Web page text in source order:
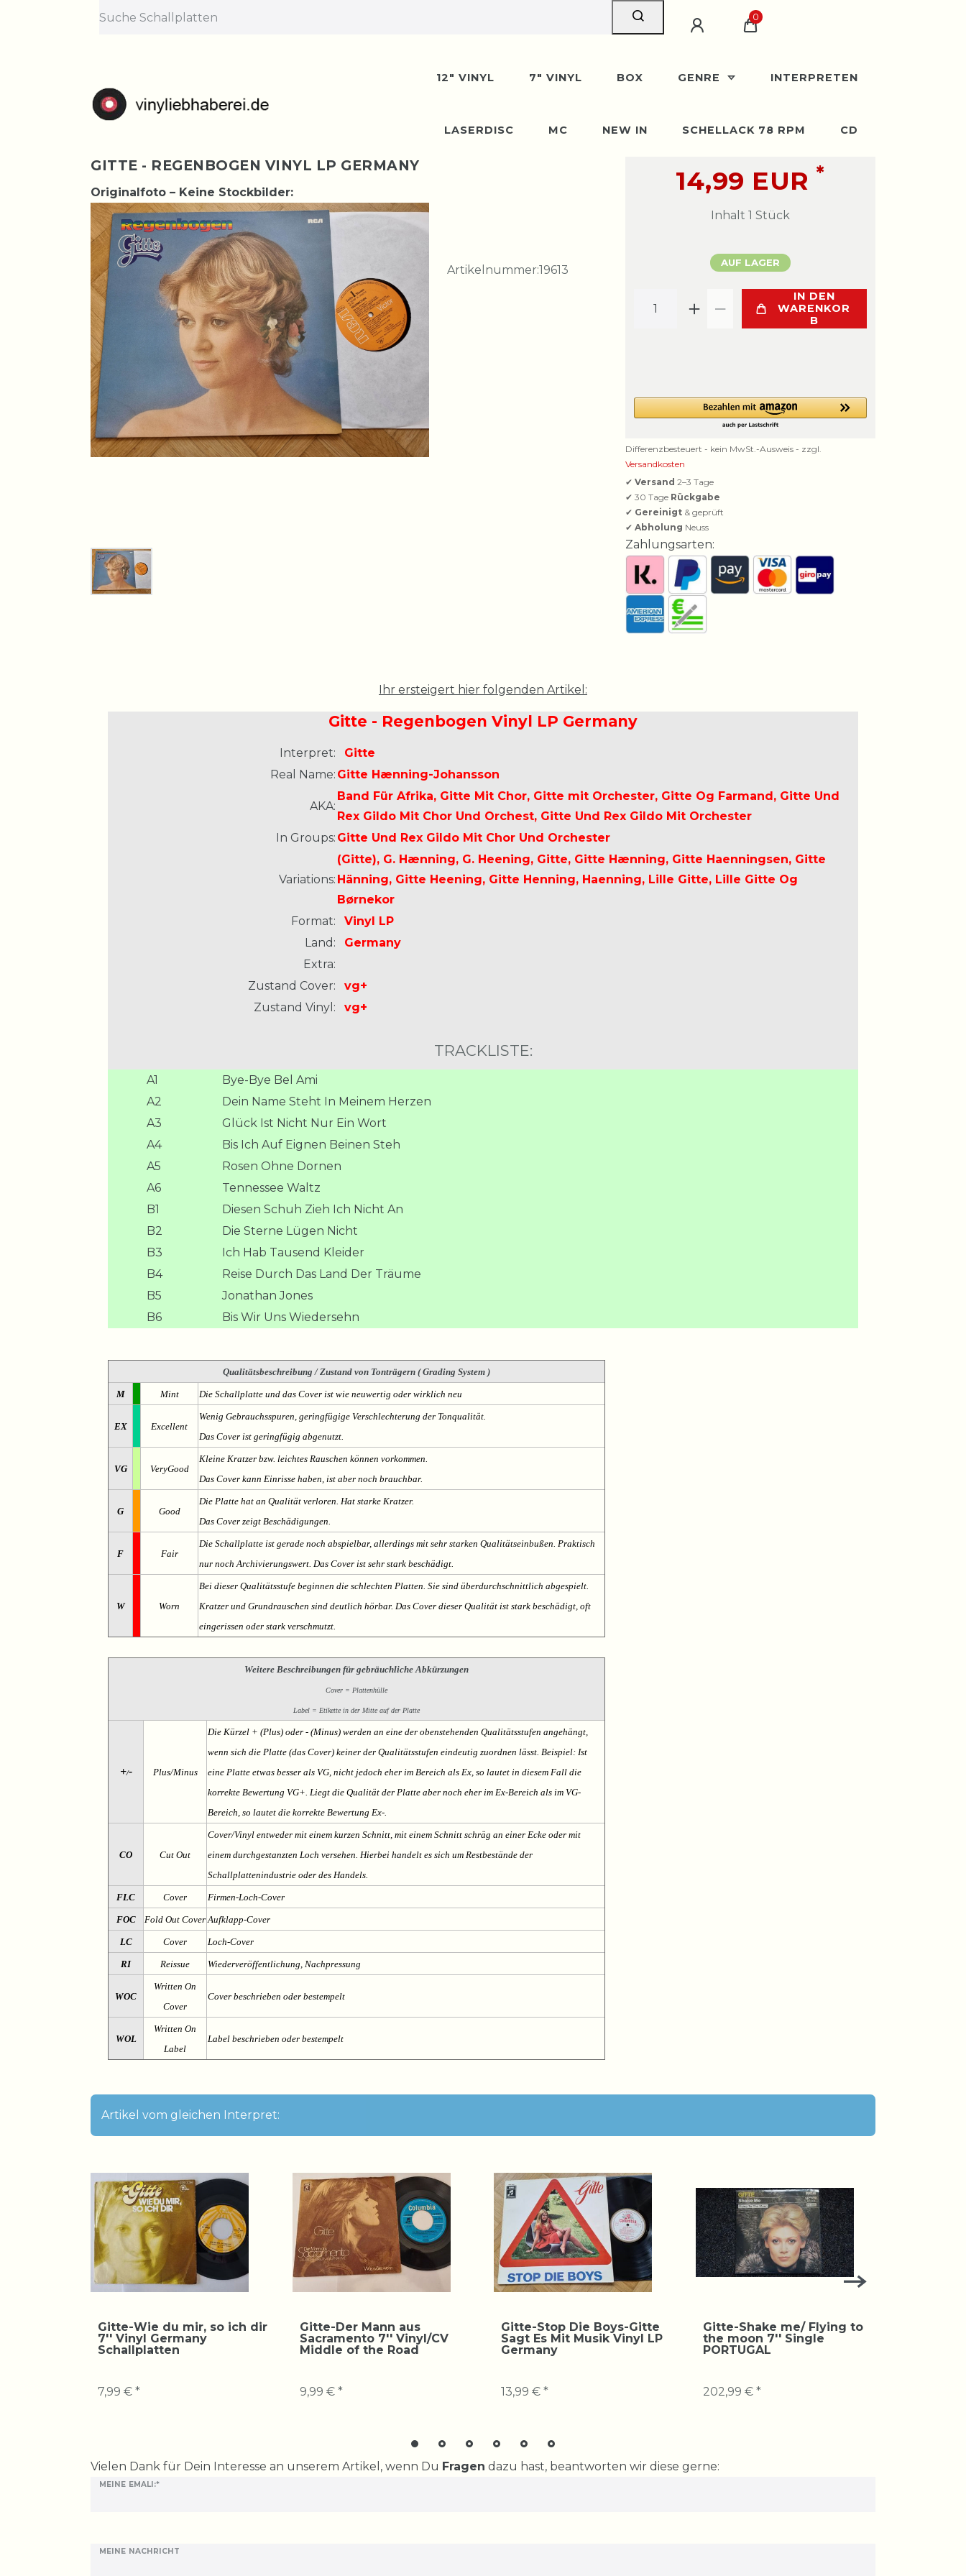
0
12" VINYL 7" VINYL BOX GENRE INTERPRETEN
LASERDISC MC NEW IN SCHELLACK 78 RPM CD
GITTE - REGENBOGEN VINYL LP GERMANY
Originalfoto – Keine Stockbilder:
Artikelnummer:19613
14,99 EUR*
Inhalt 1 Stück
AUF LAGER
IN DEN
WARENKOR
B
Differenzbesteuert - kein MwSt.-Ausweis - zzgl.
Versandkosten
✔ Versand 2–3 Tage
✔ 30 Tage Rückgabe
✔ Gereinigt & geprüft
✔ Abholung Neuss
Zahlungsarten:
Ihr ersteigert hier folgenden Artikel:
Gitte - Regenbogen Vinyl LP Germany
Interpret:
Gitte
Real Name: Gitte Hænning-Johansson
AKA:
Band Für Afrika, Gitte Mit Chor, Gitte mit Orchester, Gitte Og Farmand, Gitte Und
Rex Gildo Mit Chor Und Orchest, Gitte Und Rex Gildo Mit Orchester
In Groups: Gitte Und Rex Gildo Mit Chor Und Orchester
Variations:
(Gitte), G. Hænning, G. Heening, Gitte, Gitte Hænning, Gitte Haenningsen, Gitte
Hänning, Gitte Heening, Gitte Henning, Haenning, Lille Gitte, Lille Gitte Og
Børnekor
Format:
Vinyl LP
Land:
Germany
Extra:
Zustand Cover:
vg+
Zustand Vinyl:
vg+
TRACKLISTE:
A1
Bye-Bye Bel Ami
A2
Dein Name Steht In Meinem Herzen
A3
Glück Ist Nicht Nur Ein Wort
A4
Bis Ich Auf Eignen Beinen Steh
A5
Rosen Ohne Dornen
A6
Tennessee Waltz
B1
Diesen Schuh Zieh Ich Nicht An
B2
Die Sterne Lügen Nicht
B3
Ich Hab Tausend Kleider
B4
Reise Durch Das Land Der Träume
B5
Jonathan Jones
B6
Bis Wir Uns Wiedersehn
Qualitätsbeschreibung / Zustand von Tonträgern ( Grading System )
M Mint Die Schallplatte und das Cover ist wie neuwertig oder wirklich neu
EX Excellent
Wenig Gebrauchsspuren, geringfügige Verschlechterung der Tonqualität.
Das Cover ist geringfügig abgenutzt.
VG VeryGood
Kleine Kratzer bzw. leichtes Rauschen können vorkommen.
Das Cover kann Einrisse haben, ist aber noch brauchbar.
G Good
Die Platte hat an Qualität verloren. Hat starke Kratzer.
Das Cover zeigt Beschädigungen.
F Fair
Die Schallplatte ist gerade noch abspielbar, allerdings mit sehr starken Qualitätseinbußen. Praktisch
nur noch Archivierungswert. Das Cover ist sehr stark beschädigt.
W Worn
Bei dieser Qualitätsstufe beginnen die schlechten Platten. Sie sind überdurchschnittlich abgespielt.
Kratzer und Grundrauschen sind deutlich hörbar. Das Cover dieser Qualität ist stark beschädigt, oft
eingerissen oder stark verschmutzt.
Weitere Beschreibungen für gebräuchliche Abkürzungen
Cover = Plattenhülle
Label = Etikette in der Mitte auf der Platte
+/- Plus/Minus
Die Kürzel + (Plus) oder - (Minus) werden an eine der obenstehenden Qualitätsstufen angehängt,
wenn sich die Platte (das Cover) keiner der Qualitätsstufen eindeutig zuordnen lässt. Beispiel: Ist
eine Platte etwas besser als VG, nicht jedoch eher im Bereich als Ex, so lautet in diesem Fall die
korrekte Bewertung VG+. Liegt die Qualität der Platte aber noch eher im Ex-Bereich als im VG-
Bereich, so lautet die korrekte Bewertung Ex-.
CO Cut Out
Cover/Vinyl entweder mit einem kurzen Schnitt, mit einem Schnitt schräg an einer Ecke oder mit
einem durchgestanzten Loch versehen. Hierbei handelt es sich um Restbestände der
Schallplattenindustrie oder des Handels.
FLC Cover Firmen-Loch-Cover
FOC Fold Out Cover Aufklapp-Cover
LC Cover Loch-Cover
RI Reissue Wiederveröffentlichung, Nachpressung
WOC
Written On
Cover
Cover beschrieben oder bestempelt
WOL
Written On
Label
Label beschrieben oder bestempelt
Artikel vom gleichen Interpret:
Gitte-Wie du mir, so ich dir
7'' Vinyl Germany
Schallplatten
7,99 € *
Gitte-Der Mann aus
Sacramento 7'' Vinyl/CV
Middle of the Road
9,99 € *
Gitte-Stop Die Boys-Gitte
Sagt Es Mit Musik Vinyl LP
Germany
13,99 € *
Gitte-Shake me/ Flying to
the moon 7'' Single
PORTUGAL
202,99 € *
Vielen Dank für Dein Interesse an unserem Artikel, wenn Du Fragen dazu hast, beantworten wir diese gerne:
MEINE EMALI:*
MEINE NACHRICHT
Ceres::Template.mailFormHoneypotLabel